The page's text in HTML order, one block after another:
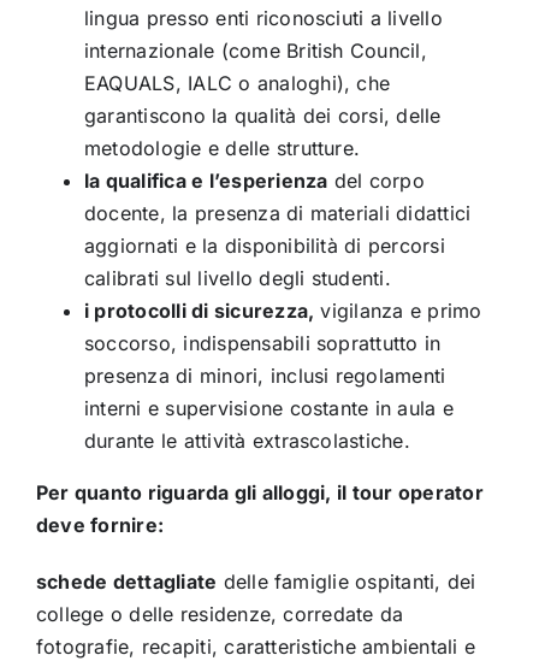
lingua presso enti riconosciuti a livello
internazionale (come British Council,
EAQUALS, IALC o analoghi), che
garantiscono la qualità dei corsi, delle
metodologie e delle strutture.
la qualifica e l’esperienza del corpo
docente, la presenza di materiali didattici
aggiornati e la disponibilità di percorsi
calibrati sul livello degli studenti.
i protocolli di sicurezza, vigilanza e primo
soccorso, indispensabili soprattutto in
presenza di minori, inclusi regolamenti
interni e supervisione costante in aula e
durante le attività extrascolastiche.
Per quanto riguarda gli alloggi, il tour operator
deve fornire:
schede dettagliate delle famiglie ospitanti, dei
college o delle residenze, corredate da
fotografie, recapiti, caratteristiche ambientali e